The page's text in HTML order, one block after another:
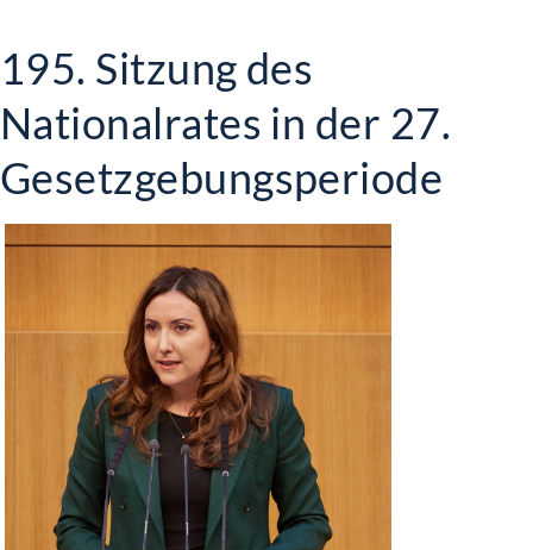
195. Sitzung des
Nationalrates in der 27.
Gesetzgebungsperiode